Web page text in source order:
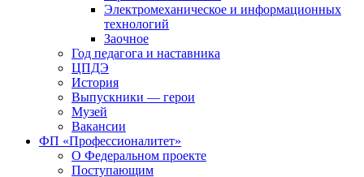
Электромеханическое и информационных
технологий
Заочное
Год педагога и наставника
ЦПДЭ
История
Выпускники — герои
Музей
Вакансии
ФП «Профессионалитет»
О Федеральном проекте
Поступающим